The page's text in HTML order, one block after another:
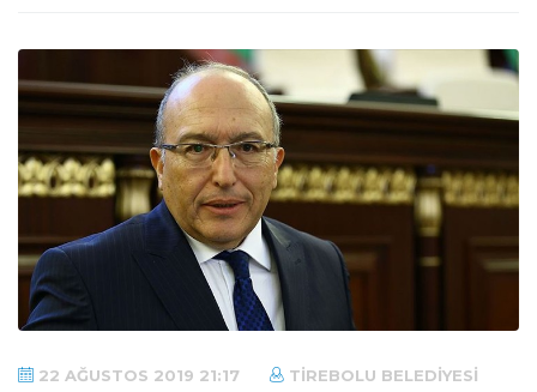
22 AĞUSTOS 2019 21:17
TIREBOLU BELEDIYESI